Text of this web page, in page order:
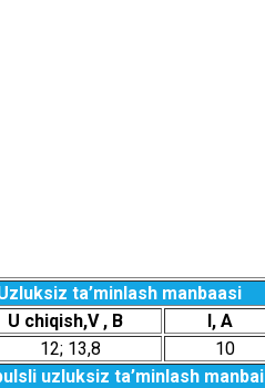
tа’minlаsh mаnbааsi
U chiqish,V , В I, A
12; 13,8 10
uzluksiz tа’minlаsh mаnbаi